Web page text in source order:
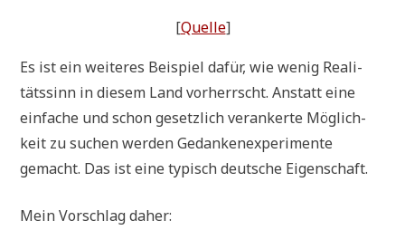
[Quel­le]
Es ist ein wei­te­res Bei­spiel dafür, wie wenig Rea­li­
täts­sinn in die­sem Land vor­herrscht. Anstatt eine
ein­fa­che und schon gesetz­lich ver­an­ker­te Mög­lich­
keit zu suchen wer­den Gedan­ken­ex­pe­ri­men­te
gemacht. Das ist eine typisch deut­sche Eigenschaft.
Mein Vor­schlag daher: